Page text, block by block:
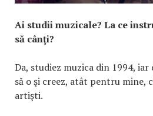
Ai studii muzicale? La ce
să cânţi?
Da, studiez muzica din 1994,
să o şi creez, atât pentru mine,
artişti.